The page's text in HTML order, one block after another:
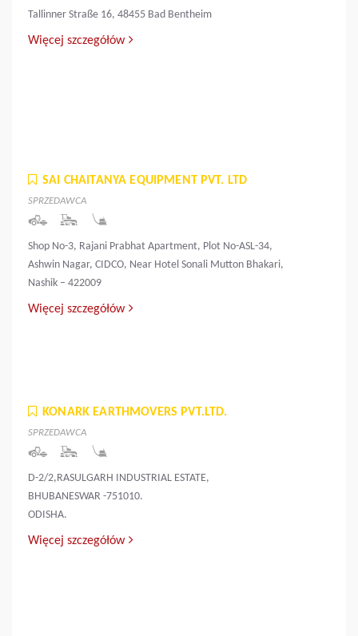
Tallinner Straße 16, 48455 Bad Bentheim
Więcej szczegółów
SAI CHAITANYA EQUIPMENT PVT. LTD
SPRZEDAWCA
Shop No-3, Rajani Prabhat Apartment, Plot No-ASL-34,
Ashwin Nagar, CIDCO, Near Hotel Sonali Mutton Bhakari,
Nashik – 422009
Więcej szczegółów
KONARK EARTHMOVERS PVT.LTD.
SPRZEDAWCA
D-2/2,RASULGARH INDUSTRIAL ESTATE,
BHUBANESWAR -751010.
ODISHA.
Więcej szczegółów